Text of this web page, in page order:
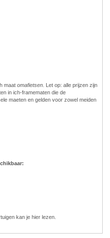
maat omafietsen . Let op: alle prijzen zijn
in ich-framematen die de
maeten en gelden voor zowel meiden
kan je hier lezen.